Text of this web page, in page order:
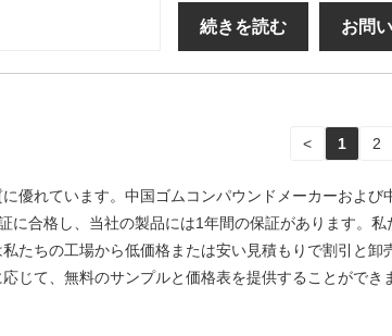
続きを読む お問
< 1 2
優れています。中国ゴムコンパウンドメーカーおよ
合格し、当社の製品には1年間の保証があります。
たちの工場から低価格または安い見積もりで割引と
て、無料のサンプルと価格表を提供することができ